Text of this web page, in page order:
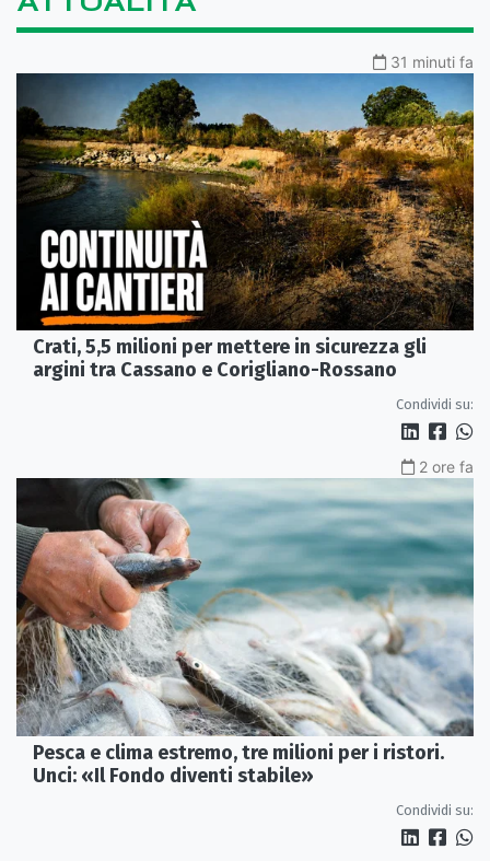
31 minuti fa
Crati, 5,5 milioni per mettere in sicurezza gli
argini tra Cassano e Corigliano-Rossano
Condividi su:
2 ore fa
Pesca e clima estremo, tre milioni per i ristori.
Unci: «Il Fondo diventi stabile»
Condividi su: